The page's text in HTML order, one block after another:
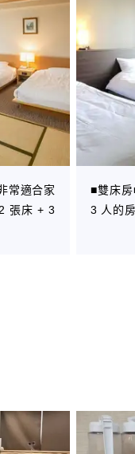
常適合家
張床 + 3
■雙床
3 人的